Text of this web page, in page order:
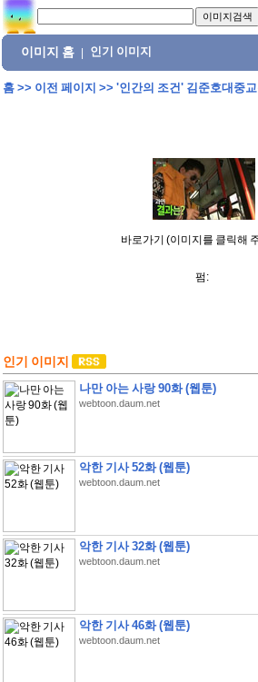
이미지 홈 인기 이미지
홈>> 이전 페이지 >> '인간의 조건' 김준호대중
바로가기 (이미지를 클릭해
펌:
인기 이미지
나만 아는 사랑 90화 (웹툰)
webtoon.daum.net
악한 기사 52화 (웹툰)
webtoon.daum.net
악한 기사 32화 (웹툰)
webtoon.daum.net
악한 기사 46화 (웹툰)
webtoon.daum.net